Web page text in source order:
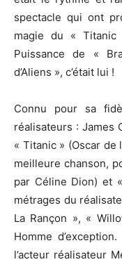
spectacle qui ont
magie du « Titanic
Puissance de «
d’Aliens », c’était lui !
Connu pour sa
réalisateurs : James
« Titanic» (Oscar de
meilleure chanson,
par Céline Dion) et
métrages du
La Rançon », «
Homme d’exception.
l’acteur réalisateur